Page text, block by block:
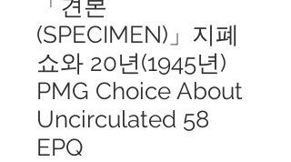
「견본
(SPECIMEN)」지폐
쇼와 20년(1945년)
PMG Choice About
Uncirculated 58
EPQ